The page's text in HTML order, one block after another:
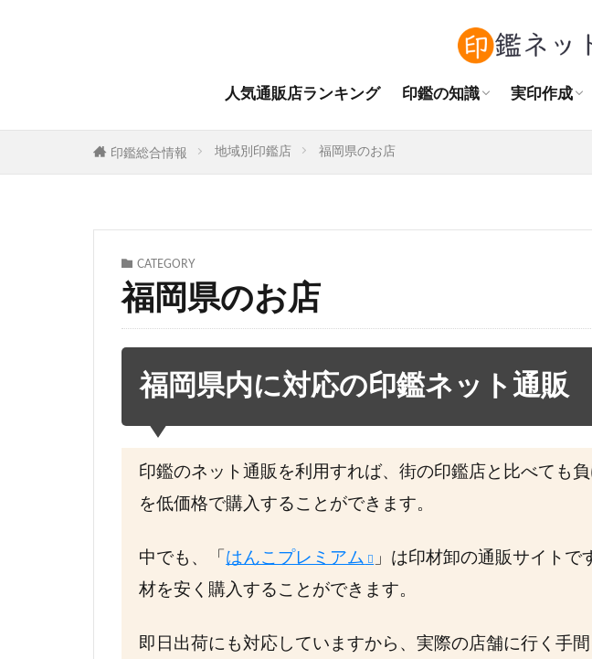
人気通販店ランキング 印鑑の知識 実印作成
印鑑総合情報 地域別印鑑店 福岡県のお店
CATEGORY
福岡県のお店
福岡県内に対応の印鑑ネット通販
印鑑のネット通販を利用すれば、街の印鑑店と比べても
を低価格で購入することができます。
中でも、「 はんこプレミアム
」は印材卸の通販サイトで
材を安く購入することができます。
即日出荷にも対応していますから、実際の店舗に行く手